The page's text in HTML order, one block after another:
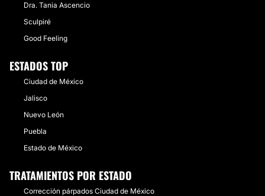
Dra. Tania Ascencio
Sculpiré
Good Feeling
ESTADOS TOP
Ciudad de México
Jalisco
Nuevo León
Puebla
Estado de México
TRATAMIENTOS POR ESTADO
Corrección párpados Ciudad de México